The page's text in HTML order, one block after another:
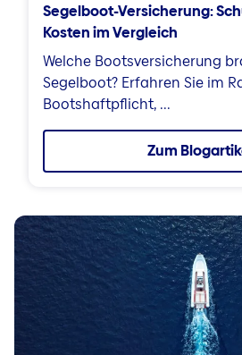
Segelboot-Versicherung:
Kosten im Vergleich
Welche Bootsversicherung
Segelboot? Erfahren Sie im
Bootshaftpflicht, ...
Zum